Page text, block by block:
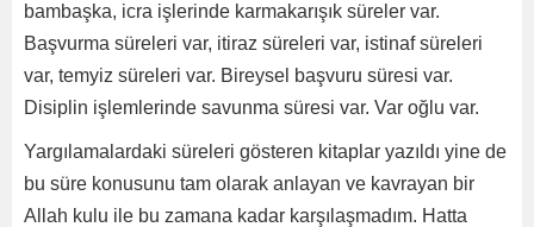
bambaşka, icra işlerinde karmakarışık süreler var.
Başvurma süreleri var, itiraz süreleri var, istinaf süreleri
var, temyiz süreleri var. Bireysel başvuru süresi var.
Disiplin işlemlerinde savunma süresi var. Var oğlu var.
Yargılamalardaki süreleri gösteren kitaplar yazıldı yine de
bu süre konusunu tam olarak anlayan ve kavrayan bir
Allah kulu ile bu zamana kadar karşılaşmadım. Hatta